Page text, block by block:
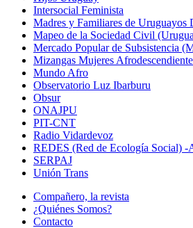
Intersocial Feminista
Madres y Familiares de Uruguayos
Mapeo de la Sociedad Civil
Mercado Popular de Subsistencia
Mizangas Mujeres
Mundo Afro
Observatorio Luz Ibarburu
Obsur
ONAJPU
PIT-CNT
Radio Vidardevoz
REDES (Red de Ecología Social) -
SERPAJ
Unión Trans
Compañero, la revista
¿Quiénes Somos?
Contacto